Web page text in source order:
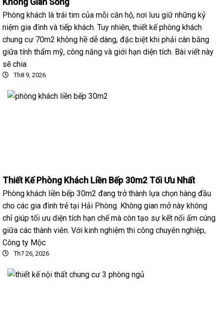
Không Gian Sống
Phòng khách là trái tim của mỗi căn hộ, nơi lưu giữ những kỷ
niệm gia đình và tiếp khách. Tuy nhiên, thiết kế phòng khách
chung cư 70m2 không hề dễ dàng, đặc biệt khi phải cân bằng
giữa tính thẩm mỹ, công năng và giới hạn diện tích. Bài viết này
sẽ chia
Th8 9, 2026
Thiết Kế Phòng Khách Liền Bếp 30m2 Tối Ưu Nhất
Phòng khách liền bếp 30m2 đang trở thành lựa chọn hàng đầu
cho các gia đình trẻ tại Hải Phòng. Không gian mở này không
chỉ giúp tối ưu diện tích hạn chế mà còn tạo sự kết nối ấm cúng
giữa các thành viên. Với kinh nghiệm thi công chuyên nghiệp,
Công ty Mộc
Th7 26, 2026